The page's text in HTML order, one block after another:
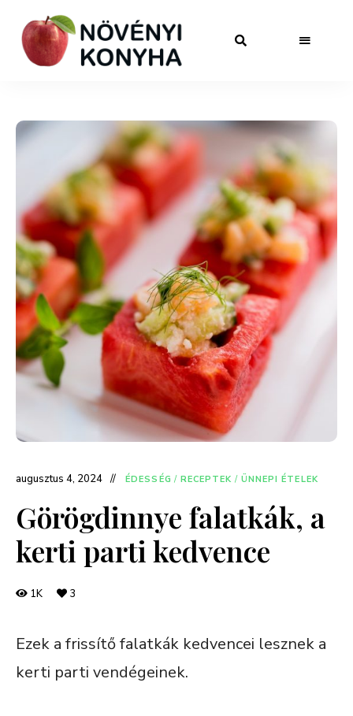
augusztus 4, 2024 ÉDESSÉG / RECEPTEK / ÜNNEPI ÉTELEK
Görögdinnye falatkák, a
kerti parti kedvence
1K 3
Ezek a frissítő falatkák kedvencei lesznek a
kerti parti vendégeinek.